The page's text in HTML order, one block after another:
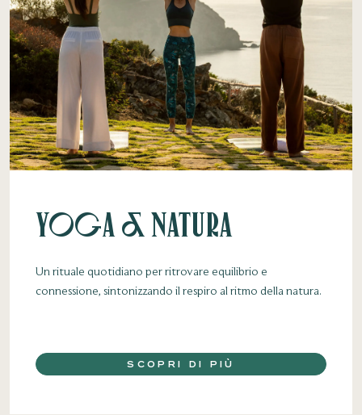
Yoga & Natura
Un rituale quotidiano per ritrovare equilibrio e
connessione, sintonizzando il respiro al ritmo della natura.
SCOPRI DI PIÙ